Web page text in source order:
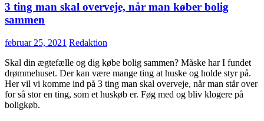
3 ting man skal overveje, når man køber bolig
sammen
februar 25, 2021 Redaktion
Skal din ægtefælle og dig købe bolig sammen? Måske har I fundet
drømmehuset. Der kan være mange ting at huske og holde styr på.
Her vil vi komme ind på 3 ting man skal overveje, når man står over
for så stor en ting, som et huskøb er. Føg med og bliv klogere på
boligkøb.